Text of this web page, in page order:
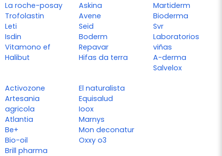
La roche-posay
Trofolastin
Leti
Isdin
Vitamono ef
Halibut
Askina
Avene
Seid
Boderm
Repavar
Hifas da terra
Martiderm
Bioderma
Svr
Laboratorios
viñas
A-derma
Salvelox
Activozone
Artesania
agricola
Atlantia
Be+
Bio-oil
Brill pharma
El naturalista
Equisalud
Ioox
Marnys
Mon deconatur
Oxxy o3